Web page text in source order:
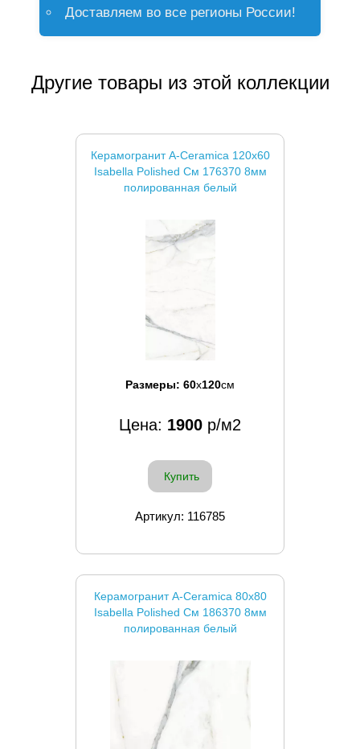
Доставляем во все регионы России!
Другие товары из этой коллекции
Керамогранит A-Ceramica 120x60
Isabella Polished См 176370 8мм
полированная белый
Размеры: 60x120см
Цена: 1900 р/м2
Купить
Артикул: 116785
Керамогранит A-Ceramica 80x80
Isabella Polished См 186370 8мм
полированная белый